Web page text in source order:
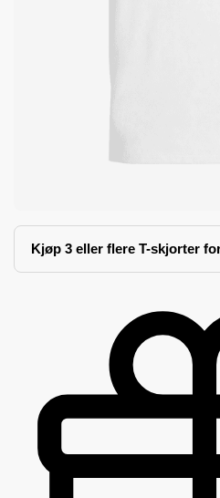
Kjøp 3 eller flere T-skjorter